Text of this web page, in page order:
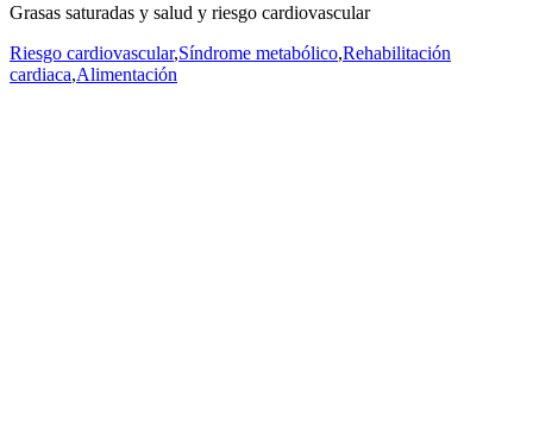
Grasas saturadas y salud y riesgo cardiovascular
Riesgo cardiovascular,Síndrome metabólico,Rehabilitación
cardiaca,Alimentación